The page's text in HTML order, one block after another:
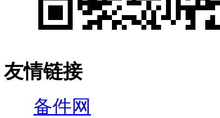
友情链接
备件网